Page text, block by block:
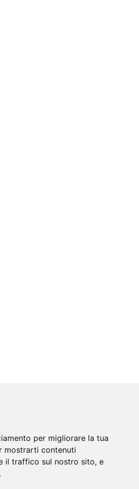
per migliorare la tua
mostrarti contenuti
il traffico sul nostro sito, e